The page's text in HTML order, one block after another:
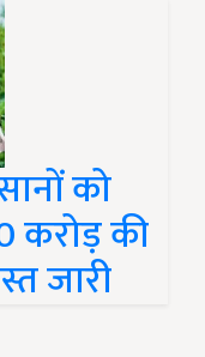
को
करोड़ की
जारी